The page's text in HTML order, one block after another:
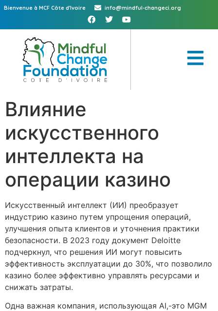
Bienvenue à MCF Côte d'Ivoire info@mindful-changeci.org
Влияние
искусственного
интеллекта на
операции казино
Искусственный интеллект (ИИ) преобразует
индустрию казино путем упрощения операций,
улучшения опыта клиентов и уточнения практики
безопасности. В 2023 году документ Deloitte
подчеркнул, что решения ИИ могут повысить
эффективность эксплуатации до 30%, что позволило
казино более эффективно управлять ресурсами и
снижать затраты.
Одна важная компания, использующая AI,-это MGM